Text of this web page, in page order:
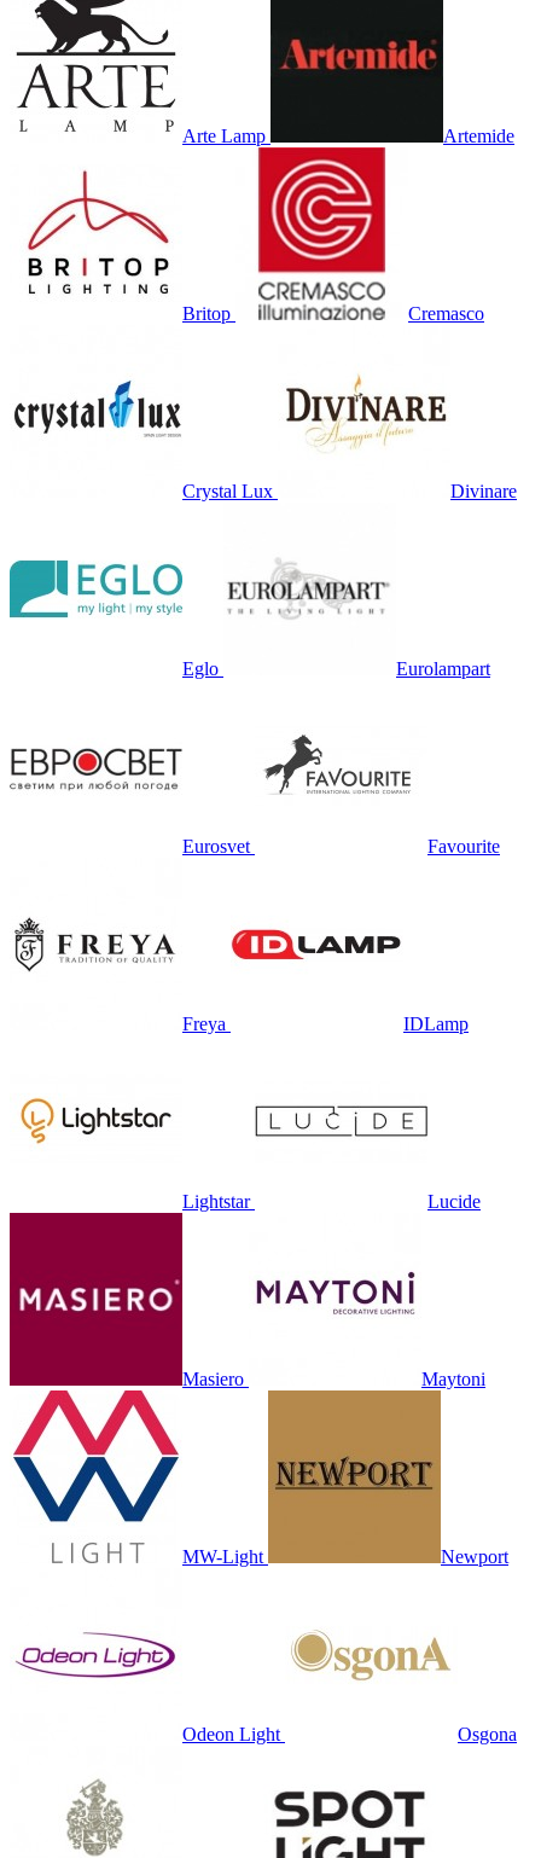
Arte Lamp Artemide
Britop Cremasco
Crystal Lux Divinare
Eglo Eurolampart
Eurosvet Favourite
Freya IDLamp
Lightstar Lucide
Masiero Maytoni
MW-Light Newport
Odeon Light Osgona